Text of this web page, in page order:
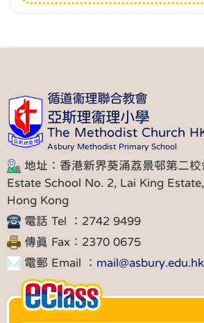
循道衞理聯合教會
亞斯理衞理小學
The Methodist Church
Asbury Methodist Primary School
地址：香港新界葵涌荔景邨第二校
Estate School No. 2, Lai King
Hong Kong
電話 Tel ：2742 9499
傳真 Fax：2370 0675
電郵 Email ： mail@asbury.edu.hk